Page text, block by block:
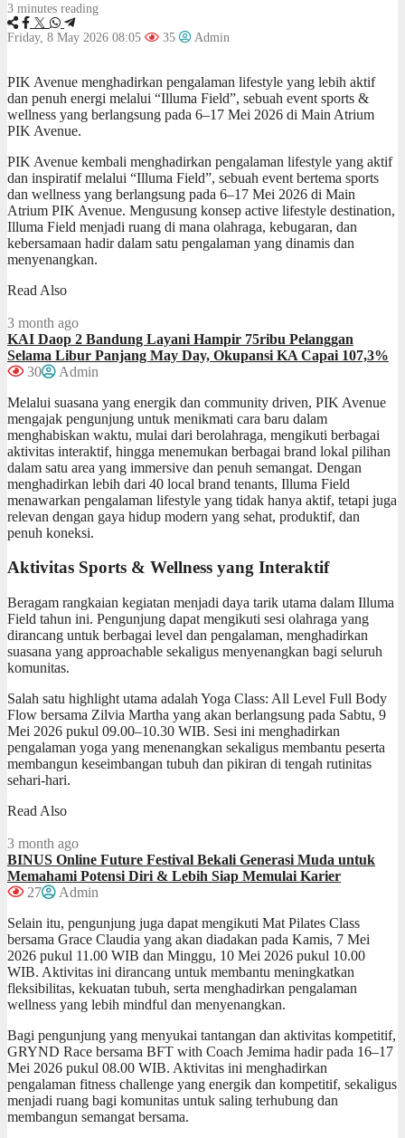
3 minutes reading
Friday, 8 May 2026 08:05 35 Admin
PIK Avenue menghadirkan pengalaman lifestyle yang lebih aktif
dan penuh energi melalui “Illuma Field”, sebuah event sports &
wellness yang berlangsung pada 6–17 Mei 2026 di Main Atrium
PIK Avenue.
PIK Avenue kembali menghadirkan pengalaman lifestyle yang aktif
dan inspiratif melalui “Illuma Field”, sebuah event bertema sports
dan wellness yang berlangsung pada 6–17 Mei 2026 di Main
Atrium PIK Avenue. Mengusung konsep active lifestyle destination,
Illuma Field menjadi ruang di mana olahraga, kebugaran, dan
kebersamaan hadir dalam satu pengalaman yang dinamis dan
menyenangkan.
Read Also
3 month ago
KAI Daop 2 Bandung Layani Hampir 75ribu Pelanggan
Selama Libur Panjang May Day, Okupansi KA Capai 107,3%
30
Admin
Melalui suasana yang energik dan community driven, PIK Avenue
mengajak pengunjung untuk menikmati cara baru dalam
menghabiskan waktu, mulai dari berolahraga, mengikuti berbagai
aktivitas interaktif, hingga menemukan berbagai brand lokal pilihan
dalam satu area yang immersive dan penuh semangat. Dengan
menghadirkan lebih dari 40 local brand tenants, Illuma Field
menawarkan pengalaman lifestyle yang tidak hanya aktif, tetapi juga
relevan dengan gaya hidup modern yang sehat, produktif, dan
penuh koneksi.
Aktivitas Sports & Wellness yang Interaktif
Beragam rangkaian kegiatan menjadi daya tarik utama dalam Illuma
Field tahun ini. Pengunjung dapat mengikuti sesi olahraga yang
dirancang untuk berbagai level dan pengalaman, menghadirkan
suasana yang approachable sekaligus menyenangkan bagi seluruh
komunitas.
Salah satu highlight utama adalah Yoga Class: All Level Full Body
Flow bersama Zilvia Martha yang akan berlangsung pada Sabtu, 9
Mei 2026 pukul 09.00–10.30 WIB. Sesi ini menghadirkan
pengalaman yoga yang menenangkan sekaligus membantu peserta
membangun keseimbangan tubuh dan pikiran di tengah rutinitas
sehari-hari.
Read Also
3 month ago
BINUS Online Future Festival Bekali Generasi Muda untuk
Memahami Potensi Diri & Lebih Siap Memulai Karier
27
Admin
Selain itu, pengunjung juga dapat mengikuti Mat Pilates Class
bersama Grace Claudia yang akan diadakan pada Kamis, 7 Mei
2026 pukul 11.00 WIB dan Minggu, 10 Mei 2026 pukul 10.00
WIB. Aktivitas ini dirancang untuk membantu meningkatkan
fleksibilitas, kekuatan tubuh, serta menghadirkan pengalaman
wellness yang lebih mindful dan menyenangkan.
Bagi pengunjung yang menyukai tantangan dan aktivitas kompetitif,
GRYND Race bersama BFT with Coach Jemima hadir pada 16–17
Mei 2026 pukul 08.00 WIB. Aktivitas ini menghadirkan
pengalaman fitness challenge yang energik dan kompetitif, sekaligus
menjadi ruang bagi komunitas untuk saling terhubung dan
membangun semangat bersama.